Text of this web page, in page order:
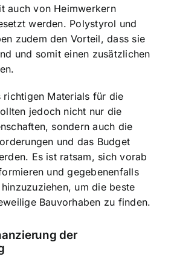
auch von Heimwerkern
werden. Polystyrol und
zudem den Vorteil, dass sie
und somit einen zusätzlichen
richtigen Materials für die
jedoch nicht nur die
sondern auch die
und das Budget
Es ist ratsam, sich vorab
und gegebenenfalls
um die beste
Bauvorhaben zu finden.
der